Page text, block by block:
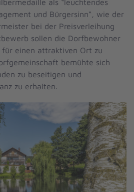
als “leuchtendes
und Bürgersinn“, wie der
bei der Preisverleihung
sollen die Dorfbewohner
einen attraktiven Ort zu
bemühte sich
zu beseitigen und
zu erhalten.